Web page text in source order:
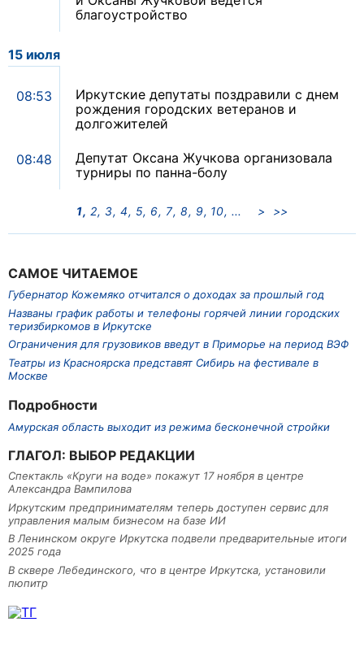
САМОЕ ЧИТАЕМОЕ
Губернатор Кожемяко отчитался о доходах за прошлый год
Названы график работы и телефоны горячей линии городских
теризбиркомов в Иркутске
Ограничения для грузовиков введут в Приморье на период ВЭФ
Театры из Красноярска представят Сибирь на фестивале в
Москве
Подробности
Амурская область выходит из режима бесконечной стройки
ГЛАГОЛ: ВЫБОР РЕДАКЦИИ
Спектакль «Круги на воде» покажут 17 ноября в центре
Александра Вампилова
Иркутским предпринимателям теперь доступен сервис для
управления малым бизнесом на базе ИИ
В Ленинском округе Иркутска подвели предварительные итоги
2025 года
В сквере Лебединского, что в центре Иркутска, установили
пюпитр
благоустройство
15 июля
08:53
Иркутские депутаты поздравили с днем
рождения городских ветеранов и
долгожителей
08:48
Депутат Оксана Жучкова организовала
турниры по панна-болу
1 2 3 4 5 6 7 8 9 10 > >>